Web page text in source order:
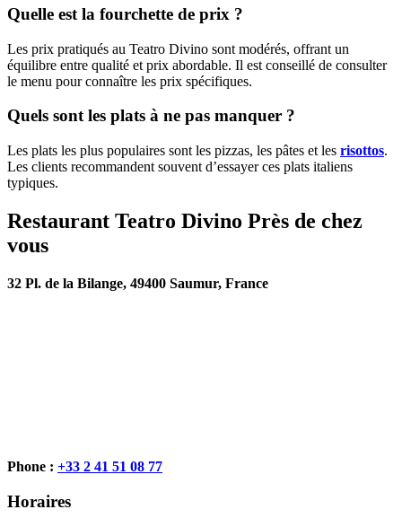
Quelle est la fourchette de prix ?
Les prix pratiqués au Teatro Divino sont modérés, offrant un
équilibre entre qualité et prix abordable. Il est conseillé de consulter
le menu pour connaître les prix spécifiques.
Quels sont les plats à ne pas manquer ?
Les plats les plus populaires sont les pizzas, les pâtes et les risottos.
Les clients recommandent souvent d’essayer ces plats italiens
typiques.
Restaurant Teatro Divino Près de chez
vous
32 Pl. de la Bilange, 49400 Saumur, France
Phone : +33 2 41 51 08 77
Horaires